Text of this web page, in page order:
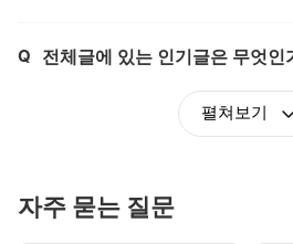
Q 전체글에 있는 인기글은 무엇인
펼쳐보기
자주 묻는 질문